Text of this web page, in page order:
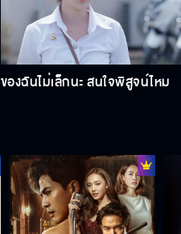
ของฉันไม่เล็กนะ สนใจพิสูจน์ไหม